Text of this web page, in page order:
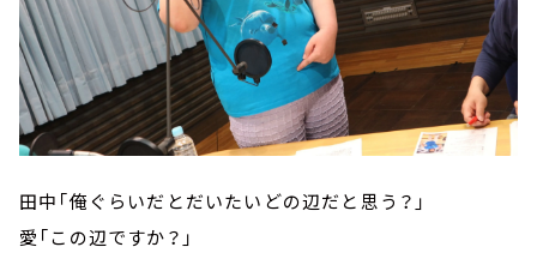
田中「俺ぐらいだとだいたいどの辺だと思う？」
愛「この辺ですか？」